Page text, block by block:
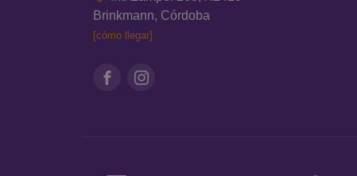
Brinkmann, Córdoba
[cómo llegar]